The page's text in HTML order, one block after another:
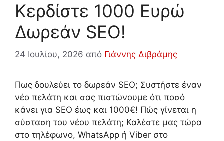
Κερδίστε 1000 Ευρώ
Δωρεάν SEO!
24 Ιουλίου, 2026 από Γιάννης Διβράμης
Πως δουλεύει το δωρεάν SEO; Συστήστε έναν
νέο πελάτη και σας πιστώνουμε ότι ποσό
κάνει για SEO έως και 1000€! Πώς γίνεται η
σύσταση του νέου πελάτη; Καλέστε μας τώρα
στο τηλέφωνο, WhatsApp ή Viber στο